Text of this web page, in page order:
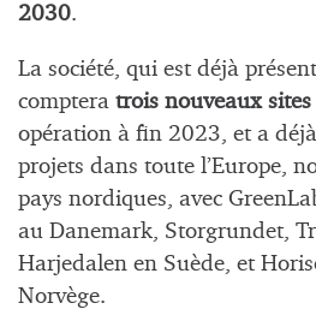
2030.
La société, qui est déjà
comptera trois nouveaux
opération à fin 2023, et a
projets dans toute l’Europe,
pays nordiques, avec
au Danemark, Storgrundet,
Harjedalen en Suède, et
Norvège.